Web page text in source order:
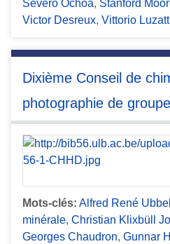
Severo Ochoa, Stanford
Victor Desreux, Vittorio
Dixième Conseil de
photographie de groupe
Mots-clés: Alfred René
minérale, Christian Klixbüll
Georges Chaudron, Gunnar